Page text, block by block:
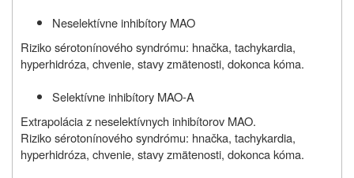
Neselektívne inhibítory MAO
Riziko sérotonínového syndrómu: hnačka, tachykardia,
hyperhidróza, chvenie, stavy zmätenosti, dokonca kóma.
Selektívne inhibítory MAO-A
Extrapolácia z neselektívnych inhibítorov MAO.
Riziko sérotonínového syndrómu: hnačka, tachykardia,
hyperhidróza, chvenie, stavy zmätenosti, dokonca kóma.